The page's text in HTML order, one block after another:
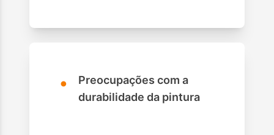
•
Preocupações com a
durabilidade da pintura